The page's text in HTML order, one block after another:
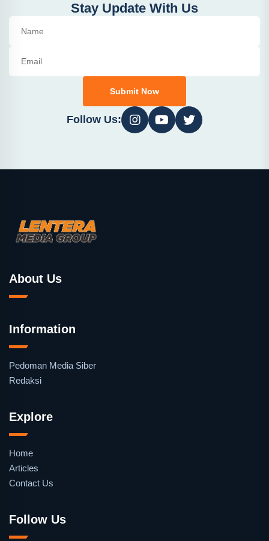
Stay Update With Us
Submit Now
Follow Us:
About Us
Information
Pedoman Media Siber
Redaksi
Explore
Home
Articles
Contact Us
Follow Us